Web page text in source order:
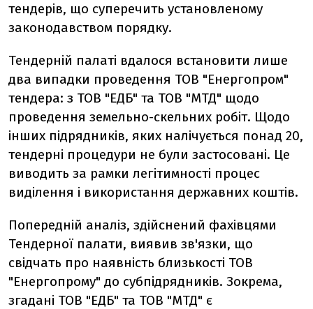
тендерів, що суперечить установленому
законодавством порядку.
Тендерній палаті вдалося встановити лише
два випадки проведення ТОВ "Енергопром"
тендера: з ТОВ "ЕДБ" та ТОВ "МТД" щодо
проведення земельно-скельних робіт. Щодо
інших підрядників, яких налічується понад 20,
тендерні процедури не були застосовані. Це
виводить за рамки легітимності процес
виділення і використання державних коштів.
Попередній аналіз, здійснений фахівцями
Тендерної палати, виявив зв'язки, що
свідчать про наявність близькості ТОВ
"Енергопрому" до субпідрядників. Зокрема,
згадані ТОВ "ЕДБ" та ТОВ "МТД" є